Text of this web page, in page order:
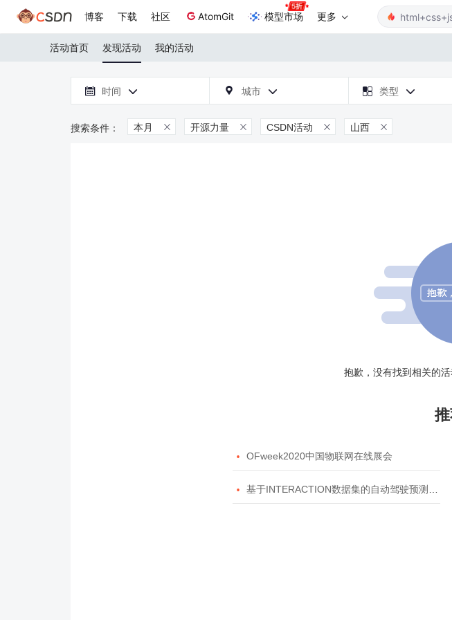
博客 下载 社区 AtomGit 模型市场 更多
活动首页 发现活动 我的活动
 时间   城市   类型 
本月  开源力量  CSDN活动  山西 
抱歉，没有找到相关的
 OFweek2020中国物联网在线展会
 基于INTERACTION数据集的自动驾驶预测模型挑战赛